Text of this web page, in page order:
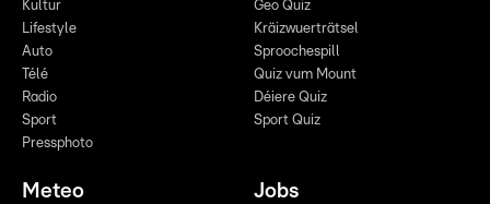
Kultur
Lifestyle
Auto
Télé
Radio
Sport
Pressphoto
Geo Quiz
Kräizwuerträtsel
Sproochespill
Quiz vum Mount
Déiere Quiz
Sport Quiz
Meteo Jobs